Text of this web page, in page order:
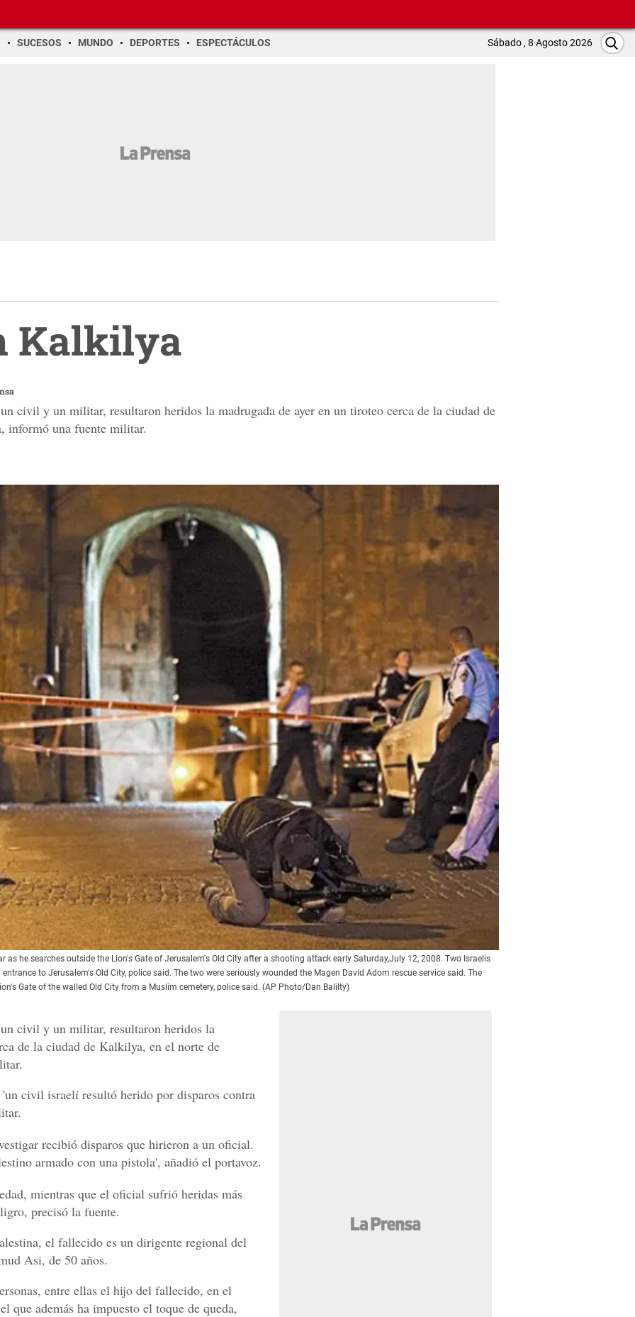
SUCESOS MUNDO DEPORTES ESPECTÁCULOS Sábado , 8 Agosto 2026
Kalkilya
civil y un militar, resultaron heridos la madrugada de ayer en un tiroteo cerca de la ciudad de
informó una fuente militar.
as he searches outside the Lion's Gate of Jerusalem's Old City after a shooting attack early Saturday,July 12, 2008. Two Israelis
to Jerusalem's Old City, police said. The two were seriously wounded the Magen David Adom rescue service said. The
Gate of the walled Old City from a Muslim cemetery, police said. (AP Photo/Dan Balilty)
civil y un militar, resultaron heridos la
de la ciudad de Kalkilya, en el norte de
civil israelí resultó herido por disparos contra
recibió disparos que hirieron a un oficial.
armado con una pistola', añadió el portavoz.
mientras que el oficial sufrió heridas más
precisó la fuente.
el fallecido es un dirigente regional del
Asi, de 50 años.
entre ellas el hijo del fallecido, en el
que además ha impuesto el toque de queda,